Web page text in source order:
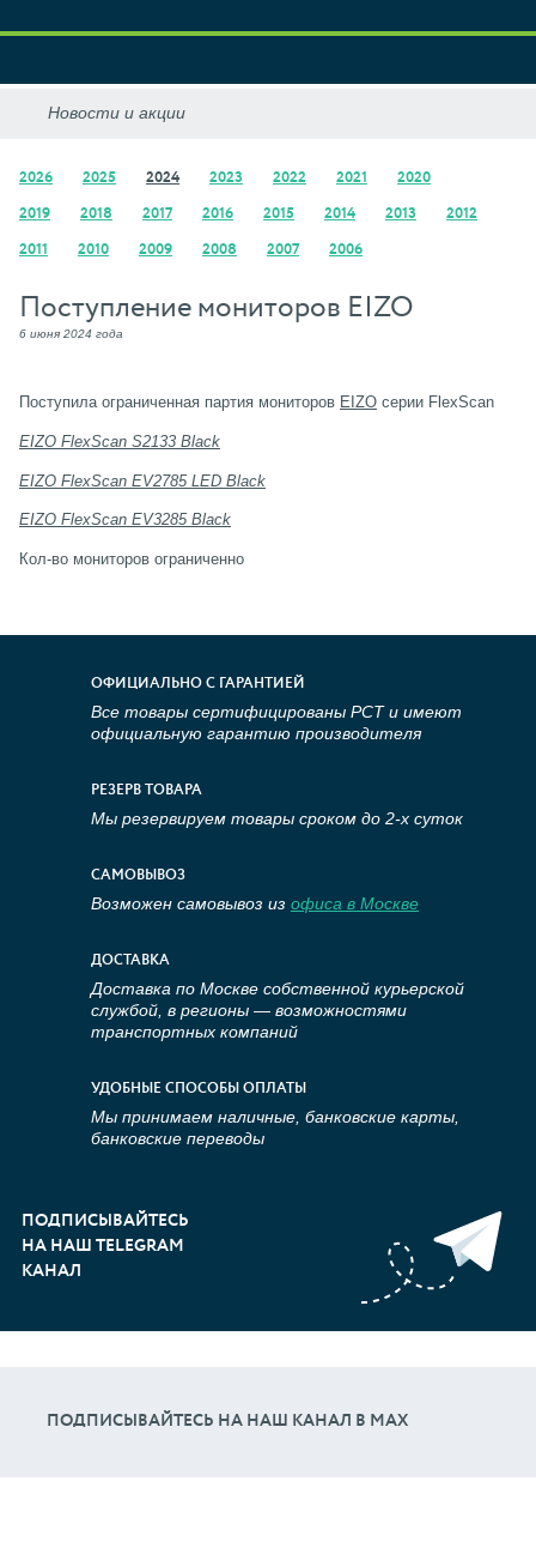
2026 2025 2024 2023 2022 2021 2020
2019 2018 2017 2016 2015 2014 2013 2012
2011 2010 2009 2008 2007 2006
Поступление мониторов EIZO
6 июня 2024 года
Поступила ограниченная партия мониторов EIZO серии FlexScan
EIZO FlexScan S2133 Black
EIZO FlexScan EV2785 LED Black
EIZO FlexScan EV3285 Black
Кол-во мониторов ограниченно
ОФИЦИАЛЬНО С ГАРАНТИЕЙ
Все товары сертифицированы РСТ и имеют
официальную гарантию производителя
РЕЗЕРВ ТОВАРА
Мы резервируем товары сроком до 2-х суток
САМОВЫВОЗ
Возможен самовывоз из офиса в Москве
ДОСТАВКА
Доставка по Москве собственной курьерской
службой, в регионы — возможностями
транспортных компаний
УДОБНЫЕ СПОСОБЫ ОПЛАТЫ
Мы принимаем наличные, банковские карты,
банковские переводы
ПОДПИСЫВАЙТЕСЬ
НА НАШ TELEGRAM
КАНАЛ
ПОДПИСЫВАЙТЕСЬ НА НАШ КАНАЛ В МАХ